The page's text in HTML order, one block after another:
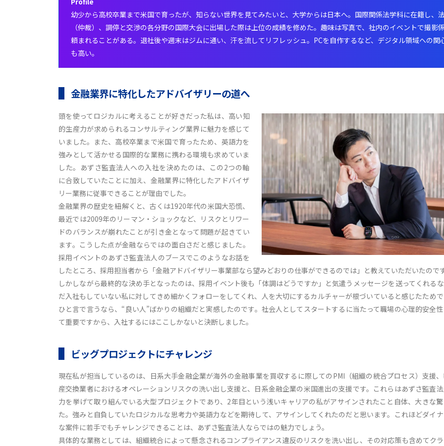
幼少から高校卒業まで米国で育ったが、知らない世界を見てみたいと、大学からは日本へ。国際関係法学科に在籍し、
（仲裁）、調停と交渉の各分野の国際大会に出場した際は上位の成績を修めた。趣味は写真で、社内のイベントで撮影
頼まれることがある。退社後や週末はジムに通い、汗を流してリフレッシュ。PCを自作するなど、デジタル領域への関
も高い。
金融業界に特化したアドバイザリーの道へ
頭を使ってロジカルに考えることが好きだった私は、高い知
的生産力が求められるコンサルティング業界に魅力を感じて
いました。また、高校卒業まで米国で育ったため、英語力を
強みとして活かせる国際的な業務に携わる環境も求めていま
した。あずさ監査法人への入社を決めたのは、この2つの軸
に合致していたことに加え、金融業界に特化したアドバイザ
リー業務に従事できることが理由でした。
金融業界の歴史を紐解くと、古くは1920年代の米国大恐慌、
最近では2009年のリーマン・ショックなど、リスクとリワー
ドのバランスが崩れたことが引き金となって問題が起きてい
ます。こうした点が金融ならではの面白さだと感じました。
採用イベントのあずさ監査法人のブースでこのようなお話を
したところ、採用担当者から「金融アドバイザリー事業部なら望みどおりの仕事ができるのでは」と教えていただいたのです
しかしながら最終的な決め手となったのは、採用イベント後も「体調はどうですか」と気遣うメッセージを送ってくれる
だ入社もしていない私に対してきめ細かくフォローをしてくれ、人を大切にするカルチャーが根づいていると感じたためで
ひと言で言うなら、“良い人”ばかりの組織だと実感したのです。社会人としてスタートするに当たって職場の心理的安全
て重要ですから、入社するにはここしかないと決断しました。
ビッグプロジェクトにチャレンジ
現在私が担当しているのは、日系大手金融企業が海外の金融事業を買収するに際してのPMI（組織の統合プロセス）支援
産交換業者におけるオペレーションリスクの洗い出し支援と、日系金融企業の米国進出の支援です。これらはあずさ監査
力を挙げて取り組んでいる大型プロジェクトであり、2年目という浅いキャリアの私がアサインされたこと自体、大きな
た。強みと自負していたロジカルな思考力や英語力などを期待して、アサインしてくれたのだと思います。これほどダイ
な案件に若手でもチャレンジできることは、あずさ監査法人ならではの魅力でしょう。
具体的な業務としては、組織統合によって懸念されるコンプライアンス違反のリスクを洗い出し、その対応策も含めてク